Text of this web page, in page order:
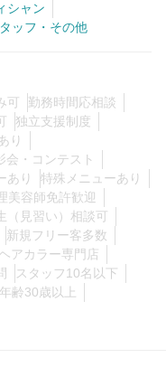
0 件
シャン
ッフ・その他
可
勤務時間応相談
独立支援制度
り
会・コンテスト
あり
特殊メニューあり
美容師免許歓迎
（見習い）相談可
新規フリー客多数
アカラー専門店
スタッフ10名以下
齢30歳以上